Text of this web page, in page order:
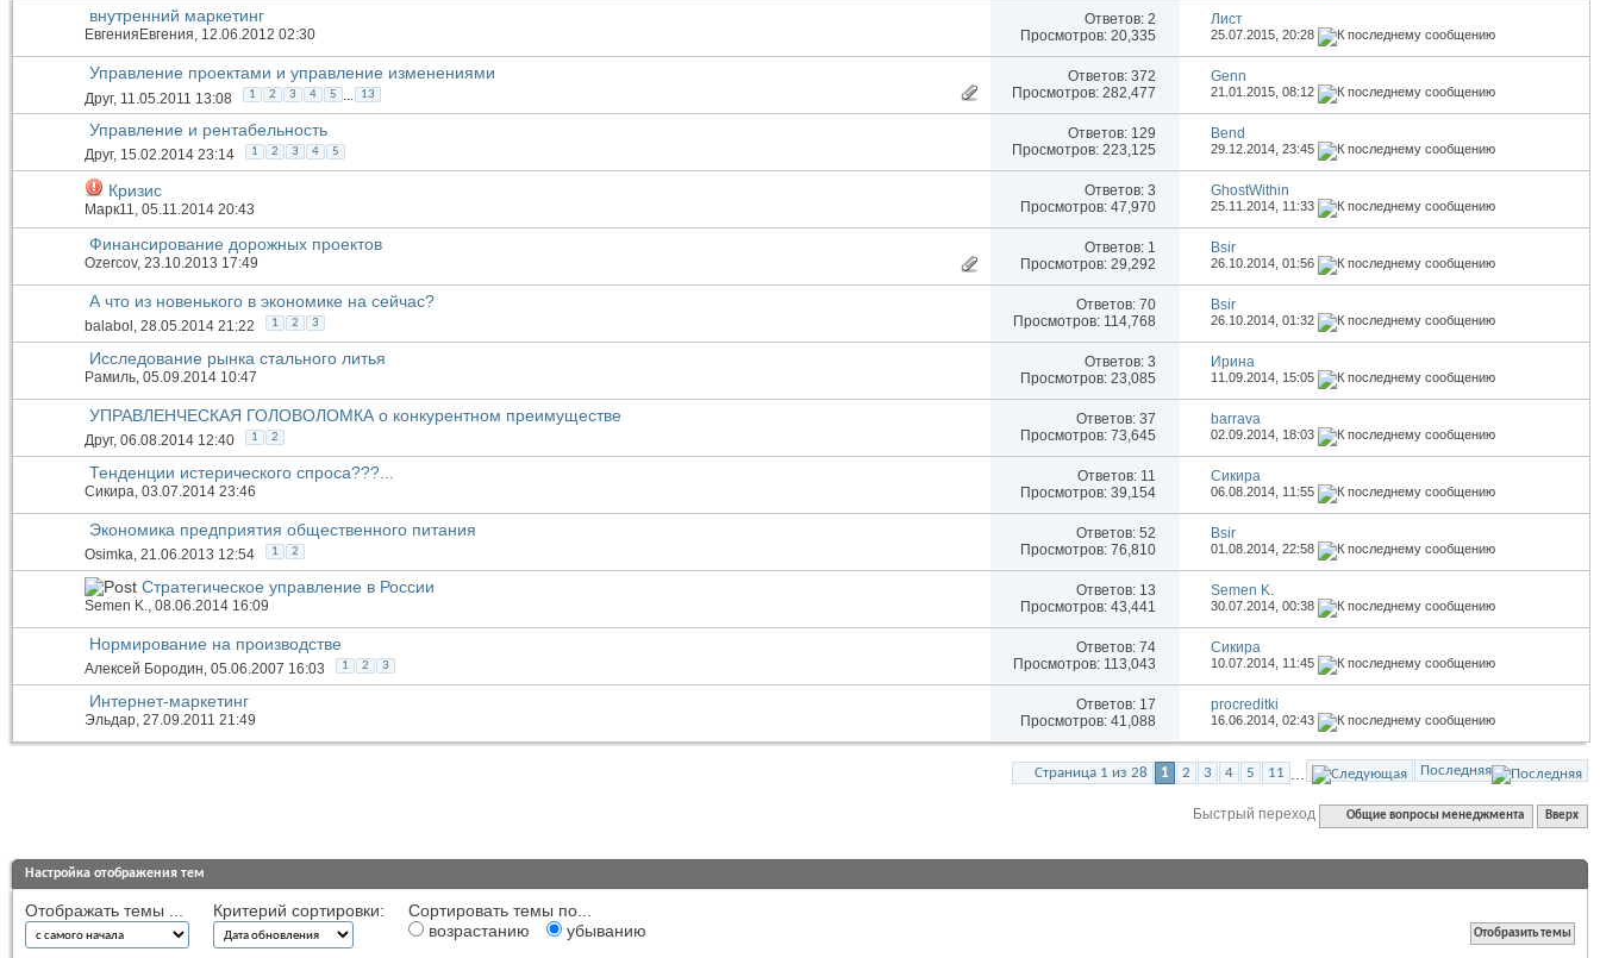
внутренний маркетинг
ЕвгенияЕвгения, 12.06.2012 02:30
Ответов: 2
Просмотров: 20,335
Лист
25.07.2015,20:28
Управление проектами и управление изменениями
Друг, 11.05.2011 13:08 1 2 3 4 5 ... 13
Ответов: 372
Просмотров: 282,477
Genn
21.01.2015,08:12
Управление и рентабельность
Друг, 15.02.2014 23:14 1 2 3 4 5
Ответов: 129
Просмотров: 223,125
Bend
29.12.2014,23:45
Кризис
Марк11, 05.11.2014 20:43
Ответов: 3
Просмотров: 47,970
GhostWithin
25.11.2014, 11:33
Финансирование дорожных проектов
Ozercov, 23.10.2013 17:49
Ответов: 1
Просмотров: 29,292
Bsir
26.10.2014,01:56
А что из новенького в экономике на сейчас?
balabol , 28.05.2014 21:22 1 2 3
Ответов: 70
Просмотров: 114,768
Bsir
26.10.2014,01:32
Исследование рынка стального литья
Рамиль, 05.09.2014 10:47
Ответов: 3
Просмотров: 23,085
Иринa
11.09.2014, 15:05
УПРАВЛЕНЧЕСКАЯ ГОЛОВОЛОМКА о конкурентном преимуществе
Друг, 06.08.2014 12:40 1 2
Ответов: 37
Просмотров: 73,645
barrava
02.09.2014, 18:03
Тенденции истерического спроса???...
Сикира, 03.07.2014 23:46
Ответов: 11
Просмотров: 39,154
Сикира
06.08.2014, 11:55
Экономика предприятия общественного питания
Osimka, 21.06.2013 12:54 1 2
Ответов: 52
Просмотров: 76,810
Bsir
01.08.2014,22:58
Стратегическое управление в России
Semen K., 08.06.2014 16:09
Ответов: 13
Просмотров: 43,441
Semen K.
30.07.2014,00:38
Нормирование на производстве
Алексей Бородин, 05.06.2007 16:03 1 2 3
Ответов: 74
Просмотров: 113,043
Сикира
10.07.2014, 11:45
Интернет-маркетинг
Эльдар, 27.09.2011 21:49
Ответов: 17
Просмотров: 41,088
procreditki
16.06.2014,02:43
Страница 1 из 28 1 2 3 4 5 11 ... Последняя
Быстрый переход Общие вопросы менеджмента Вверх
Настройка отображения тем
Отображать темы ... Критерий сортировки:
Сортировать темы по...
возрастанию
убыванию